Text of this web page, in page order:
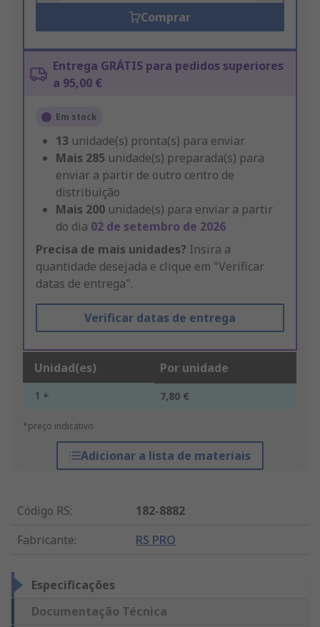
Comprar
Entrega GRÁTIS para pedidos superiores
a 95,00 €
Em stock
13 unidade(s) pronta(s) para enviar
Mais 285 unidade(s) preparada(s) para
enviar a partir de outro centro de
distribuição
Mais 200 unidade(s) para enviar a partir
do dia 02 de setembro de 2026
Precisa de mais unidades? Insira a
quantidade desejada e clique em "Verificar
datas de entrega".
Verificar datas de entrega
Unidad(es) Por unidade
1 + 7,80 €
*preço indicativo
Adicionar a lista de materiais
Código RS:
182-8882
Fabricante: RS PRO
Especificações
Documentação Técnica